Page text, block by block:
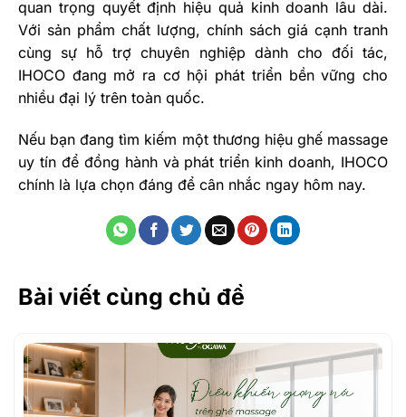
quan trọng quyết định hiệu quả kinh doanh lâu dài.
Với sản phẩm chất lượng, chính sách giá cạnh tranh
cùng sự hỗ trợ chuyên nghiệp dành cho đối tác,
IHOCO đang mở ra cơ hội phát triển bền vững cho
nhiều đại lý trên toàn quốc.
Nếu bạn đang tìm kiếm một thương hiệu ghế massage
uy tín để đồng hành và phát triển kinh doanh, IHOCO
chính là lựa chọn đáng để cân nhắc ngay hôm nay.
Bài viết cùng chủ đề